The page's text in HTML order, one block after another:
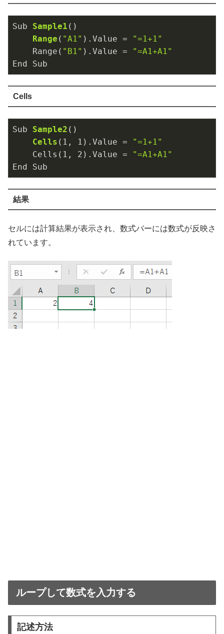
Sub Sample1 ()
Range ( "A1" ) .Value =
"=1+1"
    Range(
"B1" ).Value =
"=A1+A1"
End Sub
Cells
Sub Sample2 ()
Cells ( 1 , 1 ) .Value =
"=1+1"
    Cells(
1 , 2 ).Value =
"=A1+A1"
結果
セルには計算結果が表示され、数式バーには数式が反映さ
れています。
ループして数式を入力する
記述方法